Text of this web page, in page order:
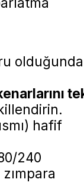
hafif
240